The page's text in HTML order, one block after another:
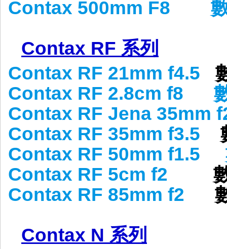
Contax 500mm F8
Contax RF 系列
Contax RF 21mm f4.5
Contax RF 2.8cm f8
Contax RF Jena 35mm
Contax RF 35mm f3.5
Contax RF 50mm f1.5
Contax RF 5cm f2 數
Contax RF 85mm f2
Contax N 系列